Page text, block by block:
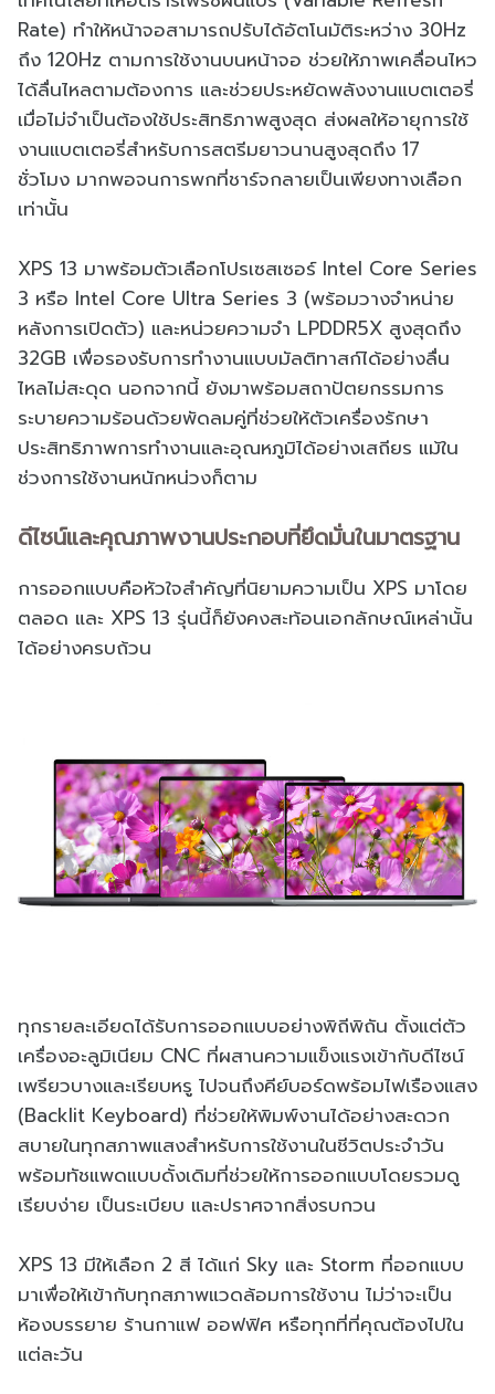
Rate) ทำให้หน้าจอสามารถปรับได้อัตโนมัติระหว่าง 30Hz
ถึง 120Hz ตามการใช้งานบนหน้าจอ ช่วยให้ภาพเคลื่อนไหว
ได้ลื่นไหลตามต้องการ และช่วยประหยัดพลังงานแบตเตอรี่
เมื่อไม่จำเป็นต้องใช้ประสิทธิภาพสูงสุด ส่งผลให้อายุการใช้
งานแบตเตอรี่สำหรับการสตรีมยาวนานสูงสุดถึง 17
ชั่วโมง มากพอจนการพกที่ชาร์จกลายเป็นเพียงทางเลือก
เท่านั้น
XPS 13 มาพร้อมตัวเลือกโปรเซสเซอร์ Intel Core Series
3 หรือ Intel Core Ultra Series 3 (พร้อมวางจำหน่าย
หลังการเปิดตัว) และหน่วยความจำ LPDDR5X สูงสุดถึง
32GB เพื่อรองรับการทำงานแบบมัลติทาสก์ได้อย่างลื่น
ไหลไม่สะดุด นอกจากนี้ ยังมาพร้อมสถาปัตยกรรมการ
ระบายความร้อนด้วยพัดลมคู่ที่ช่วยให้ตัวเครื่องรักษา
ประสิทธิภาพการทำงานและอุณหภูมิได้อย่างเสถียร แม้ใน
ช่วงการใช้งานหนักหน่วงก็ตาม
ดีไซน์และคุณภาพงานประกอบที่ยึดมั่นในมาตรฐาน
การออกแบบคือหัวใจสำคัญที่นิยามความเป็น XPS มาโดย
ตลอด และ XPS 13 รุ่นนี้ก็ยังคงสะท้อนเอกลักษณ์เหล่านั้น
ได้อย่างครบถ้วน
ทุกรายละเอียดได้รับการออกแบบอย่างพิถีพิถัน ตั้งแต่ตัว
เครื่องอะลูมิเนียม CNC ที่ผสานความแข็งแรงเข้ากับดีไซน์
เพรียวบางและเรียบหรู ไปจนถึงคีย์บอร์ดพร้อมไฟเรืองแสง
(Backlit Keyboard) ที่ช่วยให้พิมพ์งานได้อย่างสะดวก
สบายในทุกสภาพแสงสำหรับการใช้งานในชีวิตประจำวัน
พร้อมทัชแพดแบบดั้งเดิมที่ช่วยให้การออกแบบโดยรวมดู
เรียบง่าย เป็นระเบียบ และปราศจากสิ่งรบกวน
XPS 13 มีให้เลือก 2 สี ได้แก่ Sky และ Storm ที่ออกแบบ
มาเพื่อให้เข้ากับทุกสภาพแวดล้อมการใช้งาน ไม่ว่าจะเป็น
ห้องบรรยาย ร้านกาแฟ ออฟฟิศ หรือทุกที่ที่คุณต้องไปใน
แต่ละวัน